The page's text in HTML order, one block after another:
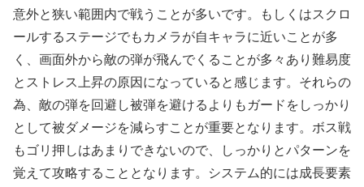
意外と狭い範囲内で戦うことが多いです。もしくはスクロ
ールするステージでもカメラが自キャラに近いことが多
く、画面外から敵の弾が飛んでくることが多々あり難易度
とストレス上昇の原因になっていると感じます。それらの
為、敵の弾を回避し被弾を避けるよりもガードをしっかり
として被ダメージを減らすことが重要となります。ボス戦
もゴリ押しはあまりできないので、しっかりとパターンを
覚えて攻略することとなります。システム的には成長要素